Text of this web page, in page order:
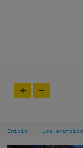
Inicio Los anuncios